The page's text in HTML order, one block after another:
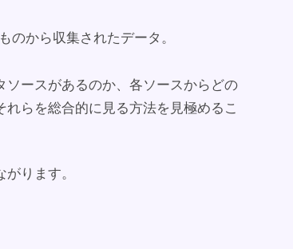
のから収集されたデータ。
ースがあるのか、各ソースからどの
らを総合的に見る方法を見極めるこ
ります。